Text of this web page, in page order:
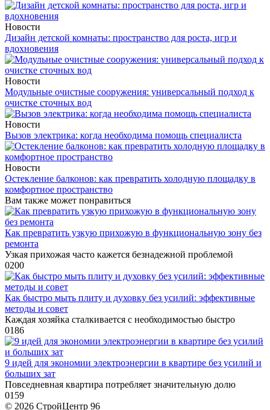
Новости
Дизайн детской комнаты: пространство для роста, игр и
вдохновения
Новости
Модульные очистные сооружения: универсальный подход к
очистке сточных вод
Новости
Вызов электрика: когда необходима помощь специалиста
Новости
Остекление балконов: как превратить холодную площадку в
комфортное пространство
Вам также может понравиться
Как превратить узкую прихожую в функциональную зону без
ремонта
Узкая прихожая часто кажется безнадежной проблемой
0200
Как быстро мыть плиту и духовку без усилий: эффективные
методы и совет
Каждая хозяйка сталкивается с необходимостью быстро
0186
9 идей для экономии электроэнергии в квартире без усилий и
больших зат
Повседневная квартира потребляет значительную долю
0159
© 2026 СтройЦентр 96